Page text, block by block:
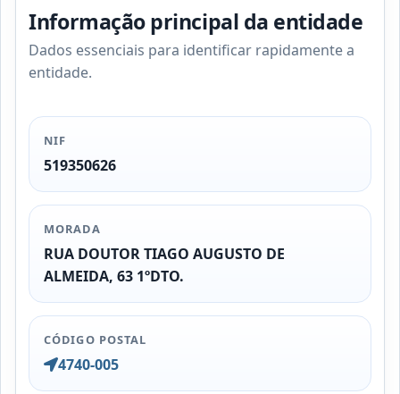
Informação principal da entidade
Dados essenciais para identificar rapidamente a
entidade.
NIF
519350626
MORADA
RUA DOUTOR TIAGO AUGUSTO DE
ALMEIDA, 63 1ºDTO.
CÓDIGO POSTAL
4740-005